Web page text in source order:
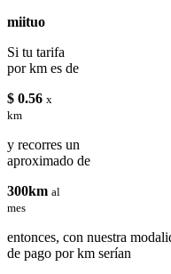
miituo
Si tu tarifa
por km es de
$ 0.56 x
km
y recorres un
aproximado de
300km al
mes
entonces, con nuestra
de pago por km serían